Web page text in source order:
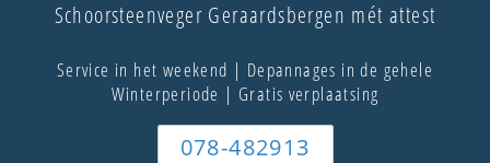
Schoorsteenveger Geraardsbergen mét attest
Service in het weekend | Depannages in de gehele
Winterperiode | Gratis verplaatsing
078-482913